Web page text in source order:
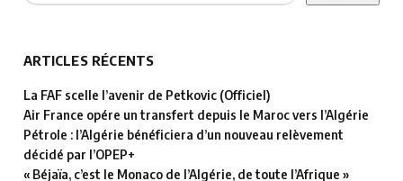
ARTICLES RÉCENTS
La FAF scelle l’avenir de Petkovic (Officiel)
Air France opére un transfert depuis le Maroc vers l’Algérie
Pétrole : l’Algérie bénéficiera d’un nouveau relèvement
décidé par l’OPEP+
« Béjaïa, c’est le Monaco de l’Algérie, de toute l’Afrique »